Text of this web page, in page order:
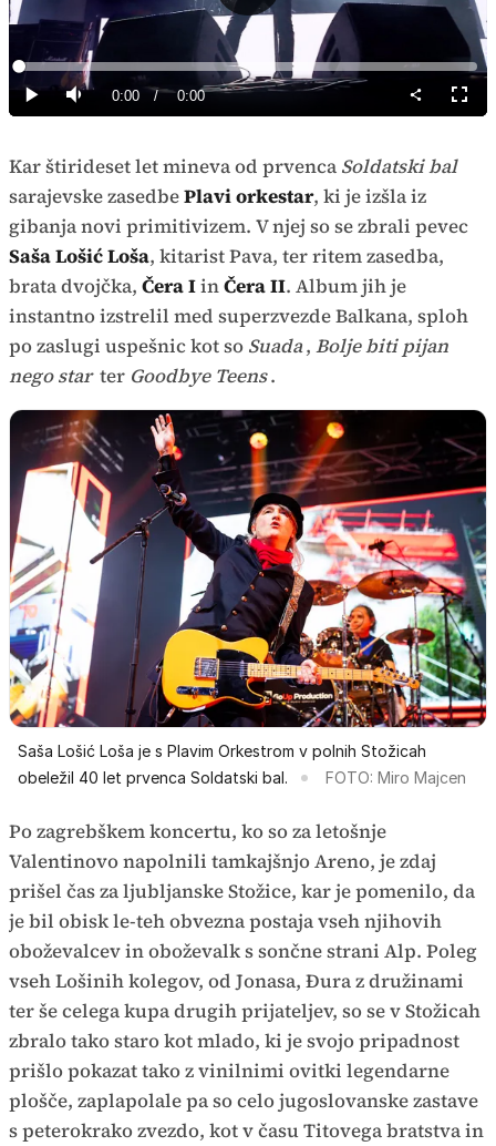
Predvajaj
PredvajajTiho Current
0:00 / Duration
0:00
Loaded:
0%
način
Kar štirideset let mineva od prvenca Soldatski bal
sarajevske zasedbePlavi orkestar, ki je izšla iz
gibanja novi primitivizem. V njej so se zbrali pevec
Saša Lošić Loša, kitarist Pava, ter ritem zasedba,
brata dvojčka, Čera IinČera II. Album jih je
instantno izstrelil med superzvezde Balkana, sploh
po zaslugi uspešnic kot so Suada, Bolje biti pijan
nego star ter Goodbye Teens.
Saša Lošić Loša je s Plavim Orkestrom v polnih Stožicah
obeležil 40 let prvenca Soldatski bal.
FOTO: Miro Majcen
Po zagrebškem koncertu, ko so za letošnje
Valentinovo napolnili tamkajšnjo Areno, je zdaj
prišel čas za ljubljanske Stožice, kar je pomenilo, da
je bil obisk le-teh obvezna postaja vseh njihovih
oboževalcev in oboževalk s sončne strani Alp. Poleg
vseh Lošinih kolegov, od Jonasa, Đura z družinami
ter še celega kupa drugih prijateljev, so se v Stožicah
zbralo tako staro kot mlado, ki je svojo pripadnost
prišlo pokazat tako z vinilnimi ovitki legendarne
plošče, zaplapolale pa so celo jugoslovanske zastave
s peterokrako zvezdo, kot v času Titovega bratstva in